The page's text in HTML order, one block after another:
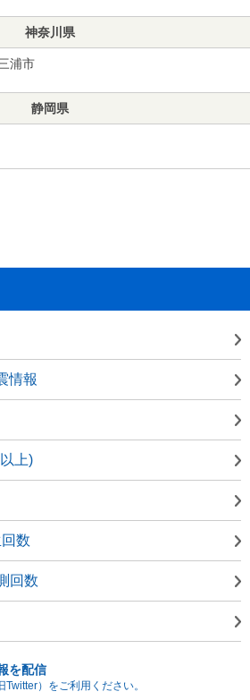
神奈川県
浦市
静岡県
情報
上)
数
回数
を配信
）をご利用ください。